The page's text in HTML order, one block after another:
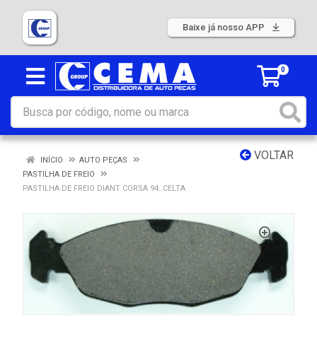
Baixe já nosso APP
0
VOLTAR
INÍCIO
AUTO PEÇAS
PASTILHA DE FREIO
PASTILHA DE FREIO DIANT CORSA 94..CELTA